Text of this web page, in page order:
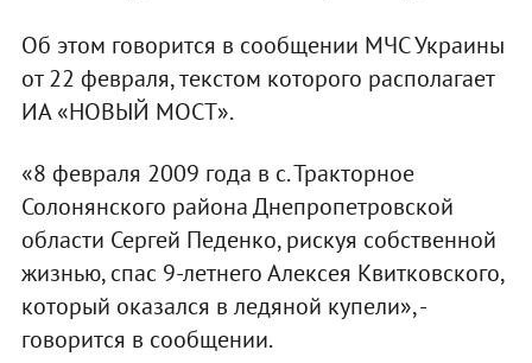
Об этом говорится в сообщении МЧС Украины
от 22 февраля, текстом которого располагает
ИА «НОВЫЙ МОСТ».
«8 февраля 2009 года в с. Тракторное
Солонянского района Днепропетровской
области Сергей Педенко, рискуя собственной
жизнью, спас 9-летнего Алексея Квитковского,
который оказался в ледяной купели», -
говорится в сообщении.